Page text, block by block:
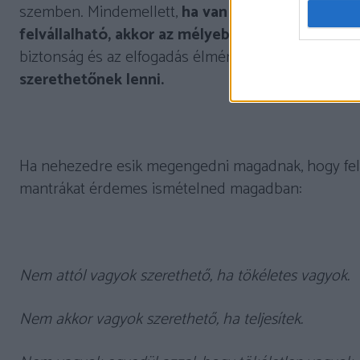
szemben. Mindemellett,ha van arról élményünk,
felvállalható, akkor az mélyebb, tartalmasabb
biztonság és az elfogadás élményével. Megmutatja,
szerethetőnek lenni.
Ha nehezedre esik megengedni magadnak, hogy
mantrákat érdemes ismételned magadban:
Nem attól vagyok szerethető, ha tökéletes vagyok.
Nem akkor vagyok szerethető, ha teljesítek.